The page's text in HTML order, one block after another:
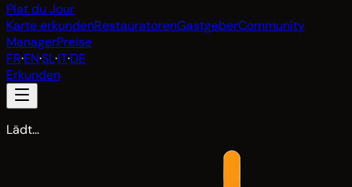
Plat du Jour
Karte erkundenRestauratorenGastgeberCommunity
ManagerPreise
FR·EN·SL·IT·DE
Erkunden
Lädt…